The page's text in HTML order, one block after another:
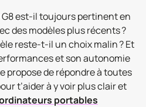
G8 est-il toujours pertinent en
des modèles plus récents ?
reste-t-il un choix malin ? Et
et son autonomie
propose de répondre à toutes
t’aider à y voir plus clair et
portables